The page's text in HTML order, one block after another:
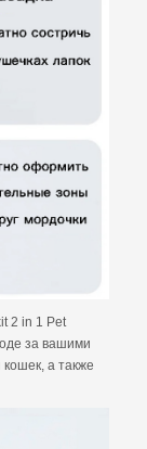
2 in 1 Pet
за вашими
а также